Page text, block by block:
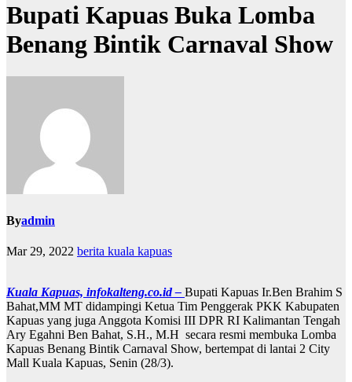
Bupati Kapuas Buka Lomba
Benang Bintik Carnaval Show
Byadmin
Mar 29, 2022 berita kuala kapuas
Kuala Kapuas, infokalteng.co.id – Bupati Kapuas Ir.Ben Brahim S
Bahat,MM MT didampingi Ketua Tim Penggerak PKK Kabupaten
Kapuas yang juga Anggota Komisi III DPR RI Kalimantan Tengah
Ary Egahni Ben Bahat, S.H., M.H secara resmi membuka Lomba
Kapuas Benang Bintik Carnaval Show, bertempat di lantai 2 City
Mall Kuala Kapuas, Senin (28/3).